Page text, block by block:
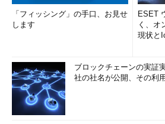
「フィッシング」の手口、お見せ
します
ESET
く、オ
現状と
ブロックチェーンの実証
社の社名が公開、その利